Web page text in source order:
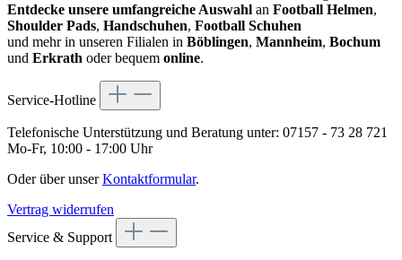
Entdecke unsere umfangreiche Auswahl an Football Helmen,
Shoulder Pads, Handschuhen, Football Schuhen
und mehr in unseren Filialen in Böblingen, Mannheim, Bochum
und Erkrath oder bequem online.
Service-Hotline
Telefonische Unterstützung und Beratung unter: 07157 - 73 28 721
Mo-Fr, 10:00 - 17:00 Uhr
Oder über unserKontaktformular.
Vertrag widerrufen
Service & Support